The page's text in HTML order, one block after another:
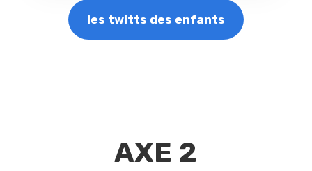
les twitts des enfants
AXE 2